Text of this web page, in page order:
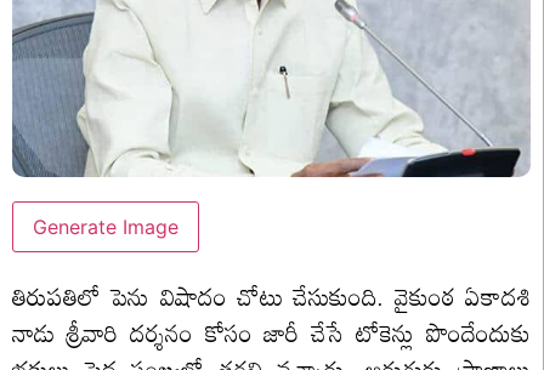
Generate Image
తిరుపతిలో పెను విషాదం చోటు చేసుకుంది. వైకుంఠ ఏకాదశి
నాడు శ్రీవారి దర్శనం కోసం జారీ చేసే టోకెన్లు పొందేందుకు